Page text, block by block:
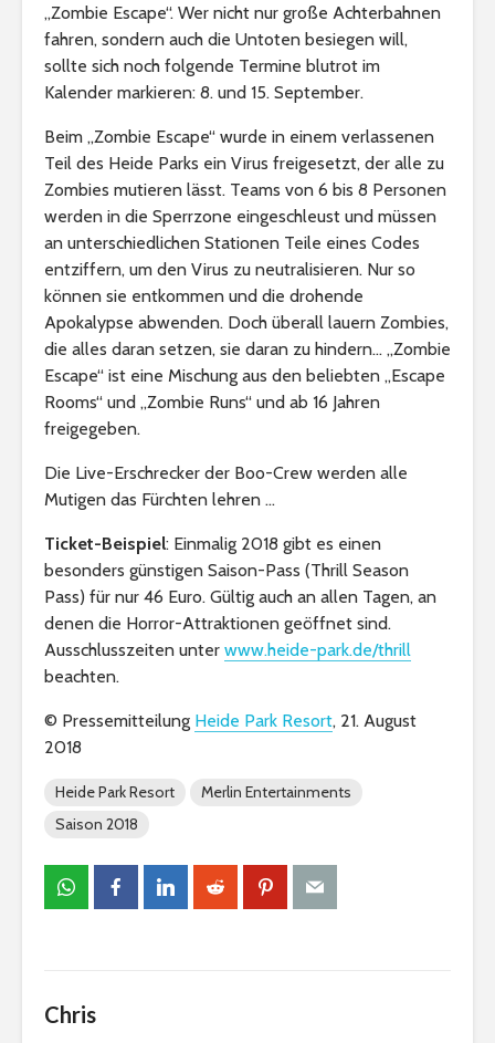
„Zombie Escape“. Wer nicht nur große Achterbahnen
fahren, sondern auch die Untoten besiegen will,
sollte sich noch folgende Termine blutrot im
Kalender markieren: 8. und 15. September.
Beim „Zombie Escape“ wurde in einem verlassenen
Teil des Heide Parks ein Virus freigesetzt, der alle zu
Zombies mutieren lässt. Teams von 6 bis 8 Personen
werden in die Sperrzone eingeschleust und müssen
an unterschiedlichen Stationen Teile eines Codes
entziffern, um den Virus zu neutralisieren. Nur so
können sie entkommen und die drohende
Apokalypse abwenden. Doch überall lauern Zombies,
die alles daran setzen, sie daran zu hindern… „Zombie
Escape“ ist eine Mischung aus den beliebten „Escape
Rooms“ und „Zombie Runs“ und ab 16 Jahren
freigegeben.
Die Live-Erschrecker der Boo-Crew werden alle
Mutigen das Fürchten lehren …
Ticket-Beispiel: Einmalig 2018 gibt es einen
besonders günstigen Saison-Pass (Thrill Season
Pass) für nur 46 Euro. Gültig auch an allen Tagen, an
denen die Horror-Attraktionen geöffnet sind.
Ausschlusszeiten unter www.heide-park.de/thrill
beachten.
© Pressemitteilung Heide Park Resort, 21. August
2018
Heide Park Resort
Merlin Entertainments
Saison 2018
Chris